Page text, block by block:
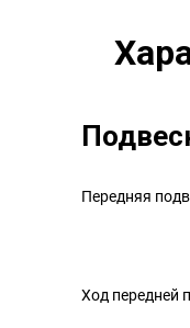
Передняя
Ход передней